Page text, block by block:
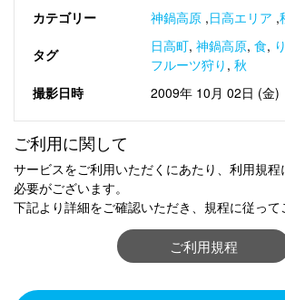
カテゴリー
神鍋高原 ,日高エリア ,
タグ 日高町, 神鍋高原, 食,
フルーツ狩り , 秋
撮影日時
2009年 10月 02日 (金)
ご利用に関して
サービスをご利用いただくにあたり、利用規程
必要がございます。
下記より詳細をご確認いただき、規程に従って
ご利用規程